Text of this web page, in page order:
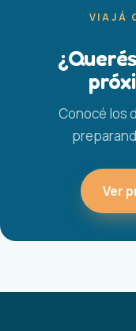
VIAJÁ
Conocé los
Ver